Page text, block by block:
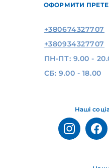
ОФОРМИТИ
Наші
+380674327707
+380934327707
ПН-ПТ: 9.00 -
СБ: 9.00 - 18.00